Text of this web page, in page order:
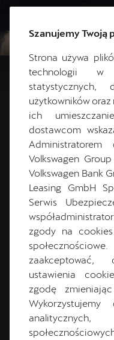
Umów się na
przekonaj się, jak
każdą podróż w
Umów się
Szanujemy Twoją
Strona używa
technologii w
statystycznych,
użytkowników
ich
dostawcom
Volkswagen
Volkswagen Bank
Leasing GmbH
Serwis
zgody na
ustawienia
zgodę